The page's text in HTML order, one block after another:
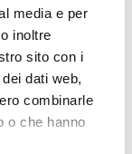
media e per
inoltre
sito con i
dati web,
combinarle
o che hanno
e nel
nostri
e